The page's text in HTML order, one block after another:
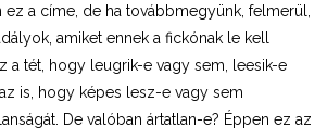
a címe, de ha továbbmegyünk, felmerül,
amiket ennek a fickónak le kell
a tét, hogy leugrik-e vagy sem, leesik-e
is, hogy képes lesz-e vagy sem
De valóban ártatlan-e? Éppen ez az